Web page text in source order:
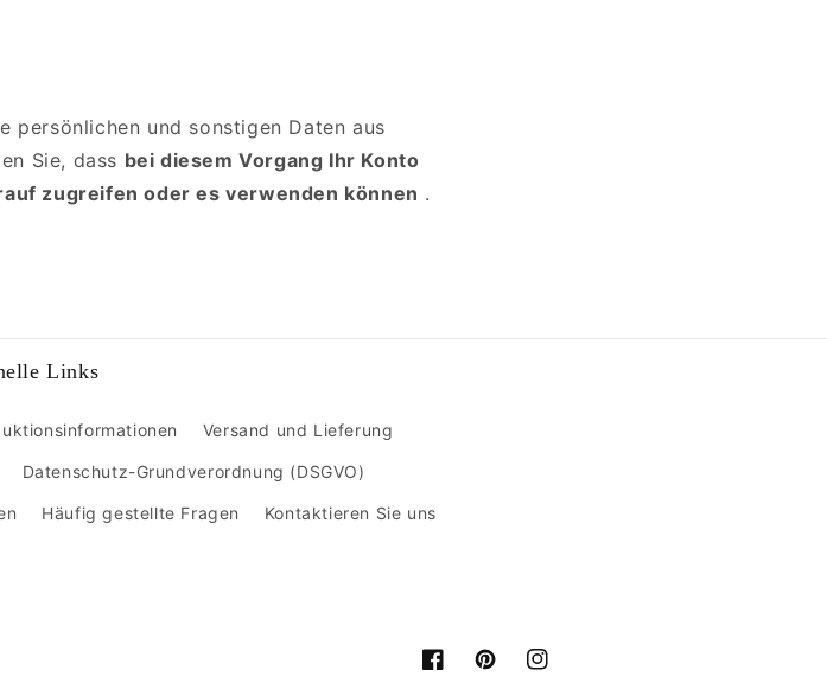
persönlichen und sonstigen Daten aus
Sie, dass bei diesem Vorgang Ihr Konto
zugreifen oder es verwenden können .
Links
Versand und Lieferung
Datenschutz-Grundverordnung (DSGVO)
Häufig gestellte Fragen Kontaktieren Sie uns
FacebookPinterestInstagram